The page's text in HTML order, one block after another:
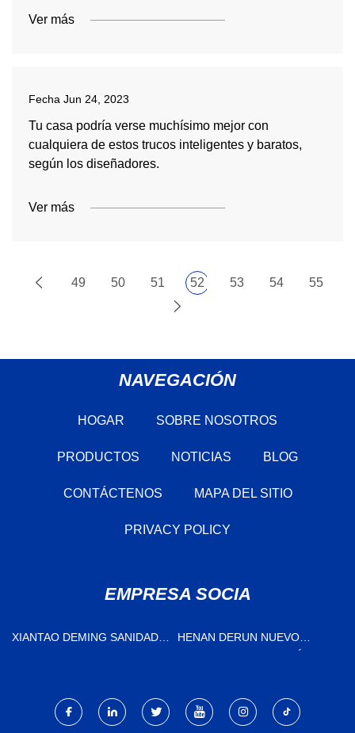
Ver más
Fecha Jun 24, 2023
Tu casa podría verse muchísimo mejor con
cualquiera de estos trucos inteligentes y baratos,
según los diseñadores.
Ver más
49 50 51 52 53 54 55
NAVEGACIÓN
HOGAR SOBRE NOSOTROS
PRODUCTOS NOTICIAS BLOG
CONTÁCTENOS MAPA DEL SITIO
PRIVACY POLICY
EMPRESA SOCIA
XIANTAO DEMING SANIDAD
HENAN DERUN NUEVO